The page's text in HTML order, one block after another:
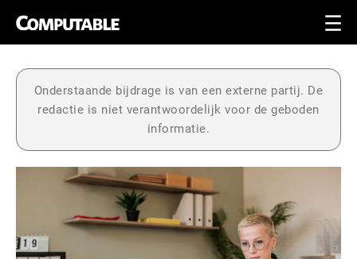
Onderstaande bijdrage is van een externe partij. De
redactie is niet verantwoordelijk voor de geboden
informatie.